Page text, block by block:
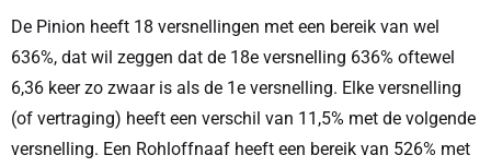
De Pinion heeft 18 versnellingen met een bereik van wel
636%, dat wil zeggen dat de 18e versnelling 636% oftewel
6,36 keer zo zwaar is als de 1e versnelling. Elke versnelling
(of vertraging) heeft een verschil van 11,5% met de volgende
versnelling. Een Rohloffnaaf heeft een bereik van 526% met